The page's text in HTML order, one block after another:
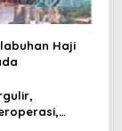
Haji